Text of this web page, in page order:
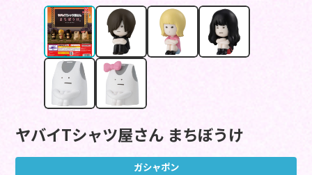
ヤバイTシャツ屋さん まちぼうけ
ガシャポン